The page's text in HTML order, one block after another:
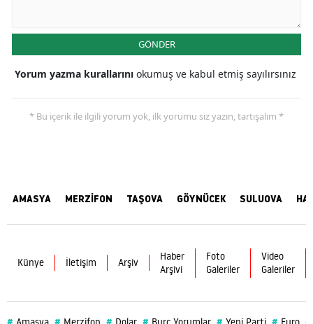
GÖNDER
Yorum yazma kurallarını okumuş ve kabul etmiş sayılırsınız
* Bu içerik ile ilgili yorum yok, ilk yorumu siz yazın, tartışalım *
AMASYA MERZİFON TAŞOVA GÖYNÜCEK SULUOVA
Künye İletişim Arşiv
Haber
Arşivi
Foto
Galeriler
Video
Galeriler